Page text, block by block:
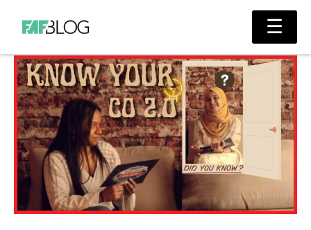
content
Main
☰